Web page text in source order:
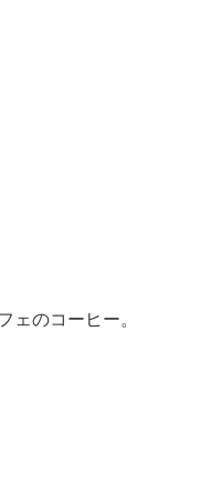
ェのコーヒー。